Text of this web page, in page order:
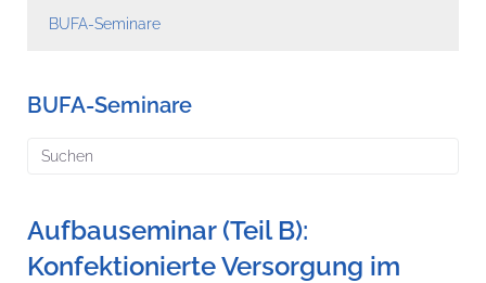
BUFA-Seminare
BUFA-Seminare
Aufbauseminar (Teil B):
Konfektionierte Versorgung im